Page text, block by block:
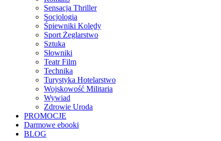
Sensacja Thriller
Socjologia
Śpiewniki Kolędy
Sport Żeglarstwo
Sztuka
Słowniki
Teatr Film
Technika
Turystyka Hotelarstwo
Wojskowość Militaria
Wywiad
Zdrowie Uroda
PROMOCJE
Darmowe ebooki
BLOG